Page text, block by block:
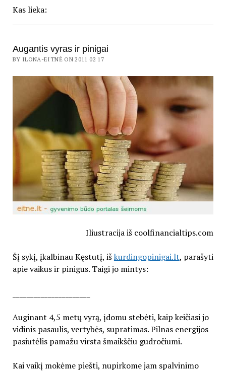
Kas lieka:
Augantis vyras ir pinigai
BY ILONA-EITNĖ ON 2011 02 17
Iliustracija iš coolfinancialtips.com
Šį sykį, įkalbinau Kęstutį, iškurdingopinigai.lt, parašyti
apie vaikus ir pinigus. Taigi jo mintys:
Auginant 4,5 metų vyrą, įdomu stebėti, kaip keičiasi jo
vidinis pasaulis, vertybės, supratimas. Pilnas energijos
pasiutėlis pamažu virsta šmaikščiu gudročiumi.
Kai vaikį mokėme piešti, nupirkome jam spalvinimo